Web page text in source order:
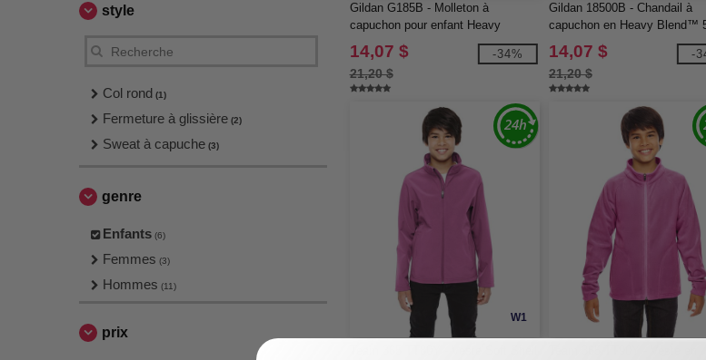
style
Col rond (1)
Fermeture à glissière (2)
Sweat à capuche (3)
genre
Enfants (6)
Femmes (3)
Hommes (11)
prix
Gildan G185B - Molleton à
capuchon pour enfant Heavy
BlendMC 50/50, 13,3 oz de MD
14,07 $
21,20 $
-34%
Gildan 18500B - Chandail à
capuchon en Heavy Blend™
14,07 $
21,20 $
-
W1